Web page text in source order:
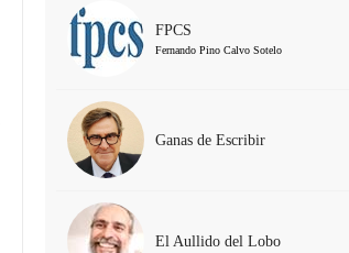
FPCS
Fernando Pino Calvo Sotelo
Ganas de Escribir
El Aullido del Lobo